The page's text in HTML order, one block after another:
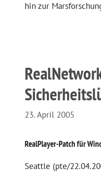
hin zur
23. April 2005
RealPlayer-Patch für
Seattle (pte/